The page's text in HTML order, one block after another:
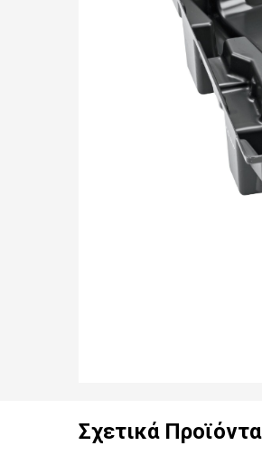
Σχετικά Προϊόντα